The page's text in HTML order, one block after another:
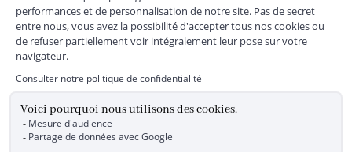
Les données collectées par la société JACADI, responsable
du traitement, sont nécessaires à l'envoi de newsletters, à la
création de compte, pour le traitement, le suivi et la livraison
de votre commande, ainsi que pour le suivi de votre
adhésion au programme fidélité. Conformément au
protection des données personnelles, vous bénéficiez d'un
droit d'accès, d'édiction des directives anticipées, de
rectification, d'opposition, d'effacement, de portabilité ou de